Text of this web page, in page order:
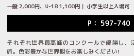
一般 2,000円、U-18 1,100円｜ 小学生以上入場可
P： 597-740
それぞれ世界最高峰のコンクールで優勝し、
旅。色彩豊かな世界観をお楽しみください!